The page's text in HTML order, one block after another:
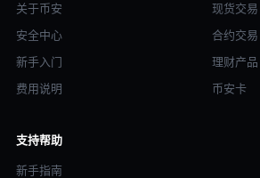
关于币安
安全中心
新手入门
费用说明
现货交易
合约交易
理财产品
币安卡
支持帮助
新手指南